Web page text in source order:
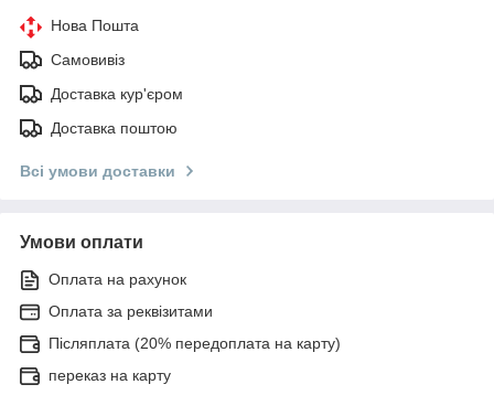
Нова Пошта
Самовивіз
Доставка кур'єром
Доставка поштою
Всі умови доставки
Умови оплати
Оплата на рахунок
Оплата за реквізитами
Післяплата (20% передоплата на карту)
переказ на карту